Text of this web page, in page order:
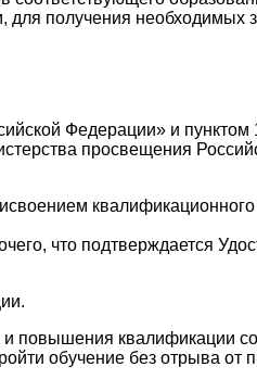
для получения необходимых
Федерации» и пунктом
просвещения
квалификационного
что подтверждается
повышения квалификации
обучение без отрыва от